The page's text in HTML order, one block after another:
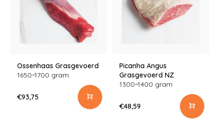
Ossenhaas Grasgevoerd
1650~1700 gram
€93,75
Picanha Angus
Grasgevoerd NZ
1300~1400 gram
€48,59